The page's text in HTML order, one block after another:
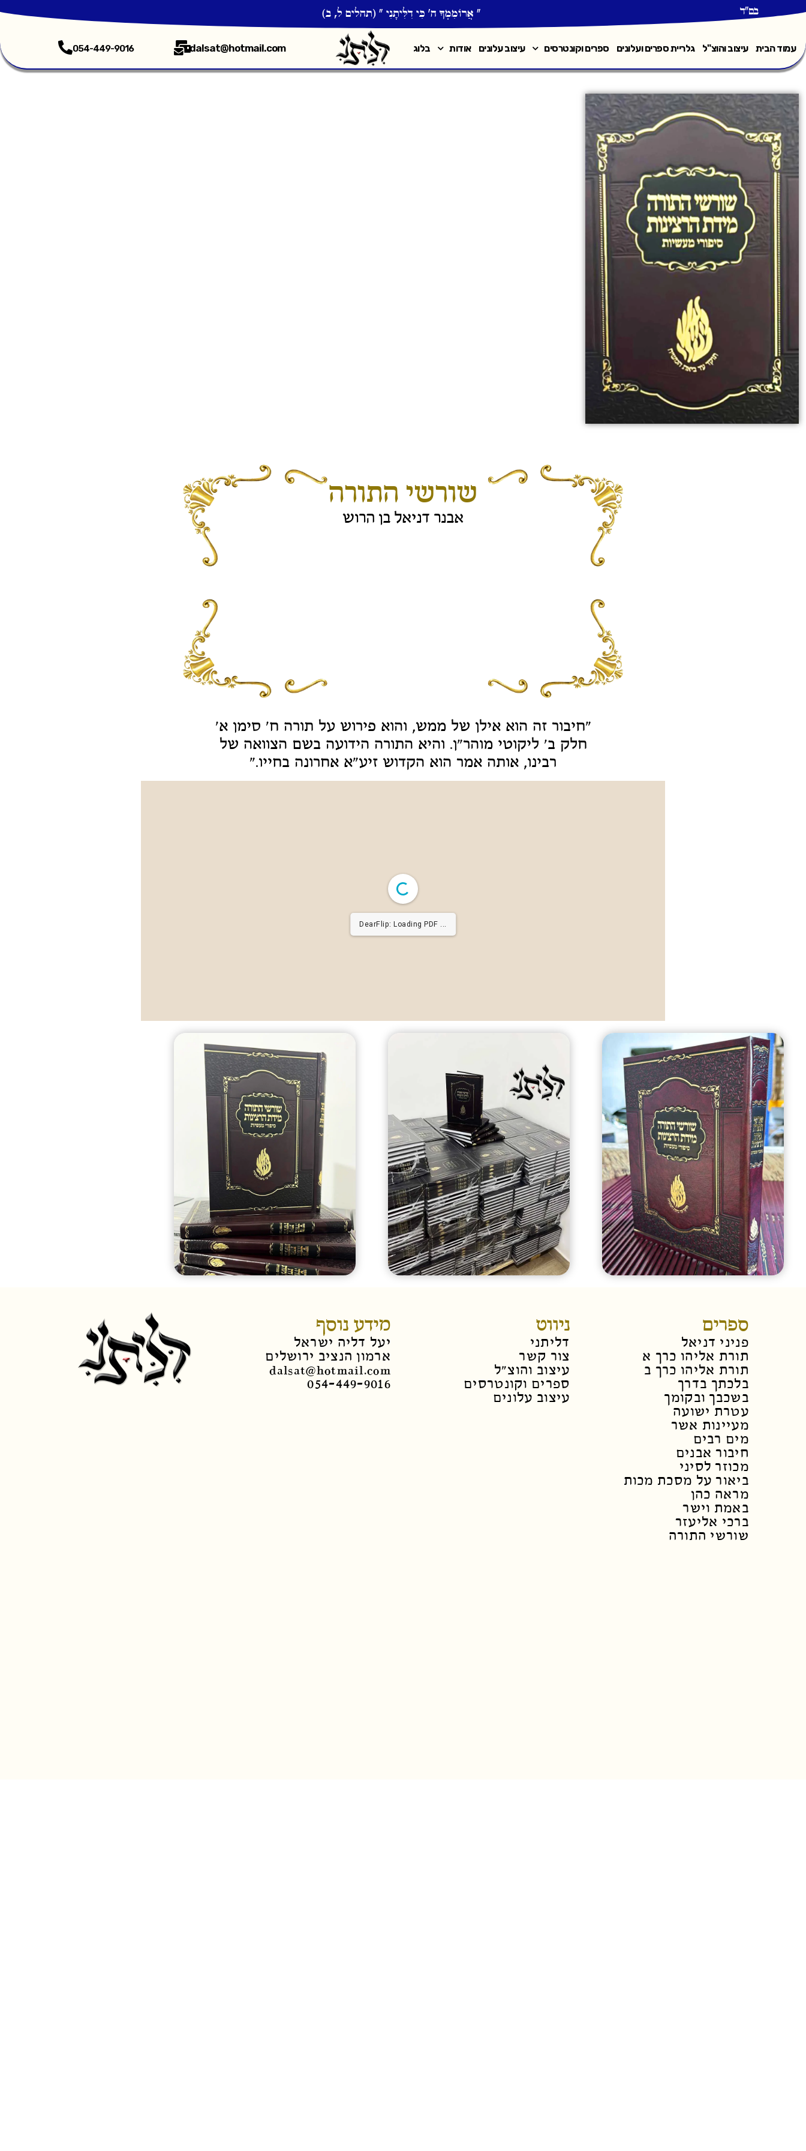
בס"ד " אֲרוֹמִמְךָ֣ ה' כִּ֣י דִלִּיתָ֑נִי " (תהלים ל, ב)
עמוד הבית עיצוב והוצ"ל גלריית ספרים ועלונים ספרים וקונטרסים עיצוב עלונים אודות בלוג dalsat@hotmail.com
054-449-9016
שורשי התורה
אבנר דניאל בן הרוש
"חיבור זה הוא אילן של ממש, והוא פירוש על תורה ח' סימן א'
חלק ב' ליקוטי מוהר"ן. והיא התורה הידועה בשם הצוואה של
רבינו, אותה אמר הוא הקדוש זיע"א אחרונה בחייו."
DearFlip: Loading PDF ...
ספרים
פניני דניאל
תורת אליהו כרך א
תורת אליהו כרך ב
בלכתך בדרך
בשכבך ובקומך
עטרת ישועה
מעיינות אשר
מים רבים
חיבור אבנים
מכוזר לסיני
ביאור על מסכת מכות
מראה כהן
באמת וישר
ברכי אליעזר
שורשי התורה
ניווט
דליתני
צור קשר
עיצוב והוצ"ל
ספרים וקונטרסים
עיצוב עלונים
מידע נוסף
יעל דליה ישראל
ארמון הנציב ירושלים
dalsat@hotmail.com
054-449-9016